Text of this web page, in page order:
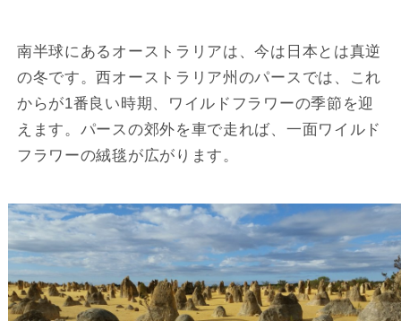
南半球にあるオーストラリアは、今は日本とは真逆
の冬です。西オーストラリア州のパースでは、これ
からが1番良い時期、ワイルドフラワーの季節を迎
えます。パースの郊外を車で走れば、一面ワイルド
フラワーの絨毯が広がります。